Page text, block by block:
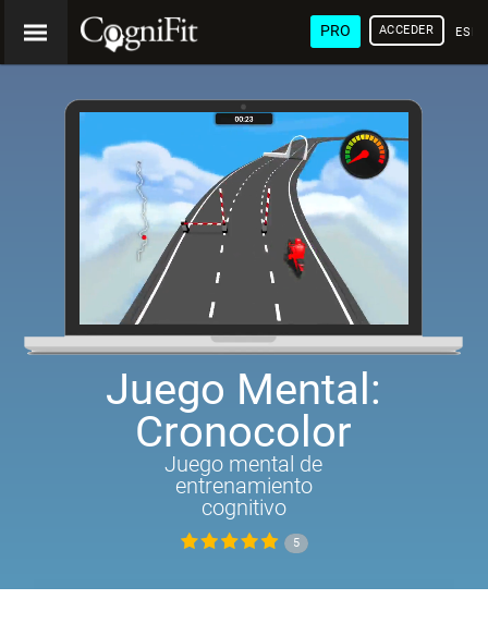
PRO ACCEDER
Juego Mental:
Cronocolor
Juego mental de
entrenamiento
cognitivo
5